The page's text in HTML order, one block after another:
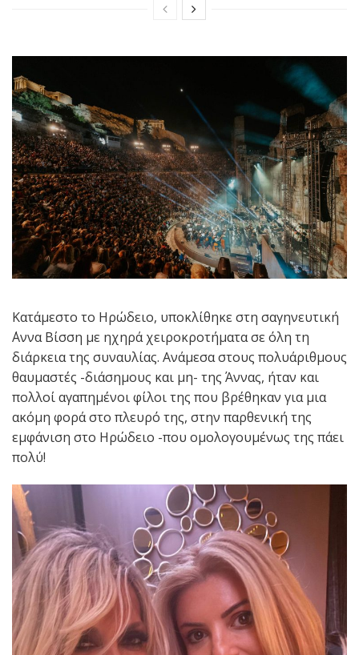
Κατάμεστο το Ηρώδειο, υποκλίθηκε στη σαγηνευτική
΄Αννα Βίσση με ηχηρά χειροκροτήματα σε όλη τη
διάρκεια της συναυλίας. Ανάμεσα στους πολυάριθμους
θαυμαστές -διάσημους και μη- της Άννας, ήταν και
πολλοί αγαπημένοι φίλοι της που βρέθηκαν για μια
ακόμη φορά στο πλευρό της, στην παρθενική της
εμφάνιση στο Ηρώδειο -που ομολογουμένως της πάει
πολύ!